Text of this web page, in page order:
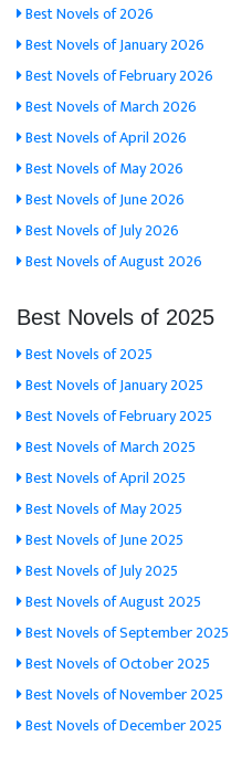
Best Novels of 2026
Best Novels of January 2026
Best Novels of February 2026
Best Novels of March 2026
Best Novels of April 2026
Best Novels of May 2026
Best Novels of June 2026
Best Novels of July 2026
Best Novels of August 2026
Best Novels of 2025
Best Novels of 2025
Best Novels of January 2025
Best Novels of February 2025
Best Novels of March 2025
Best Novels of April 2025
Best Novels of May 2025
Best Novels of June 2025
Best Novels of July 2025
Best Novels of August 2025
Best Novels of September 2025
Best Novels of October 2025
Best Novels of November 2025
Best Novels of December 2025